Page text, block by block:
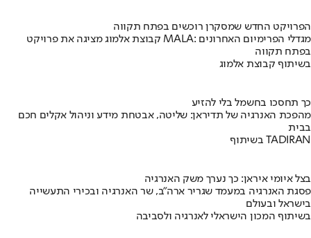
הפרויקט החדש שמסקרן רוכשים בפתח תקווה
קבוצת אלמוג מציגה את פרויקט MALA: מגדלי הפרימיום האחרונים
בפתח תקווה
בשיתוף קבוצת אלמוג
כך תחסכו בחשמל בלי להזיע
מהפכת האנרגיה של תדיראן: שליטה, אבטחת מידע וניהול אקלים חכם
בבית
בשיתוף TADIRAN
בצל איומי איראן: כך נערך משק האנרגיה
פסגת האנרגיה במעמד שגריר ארה"ב, שר האנרגיה ובכירי התעשייה
בישראל ובעולם
בשיתוף המכון הישראלי לאנרגיה ולסביבה